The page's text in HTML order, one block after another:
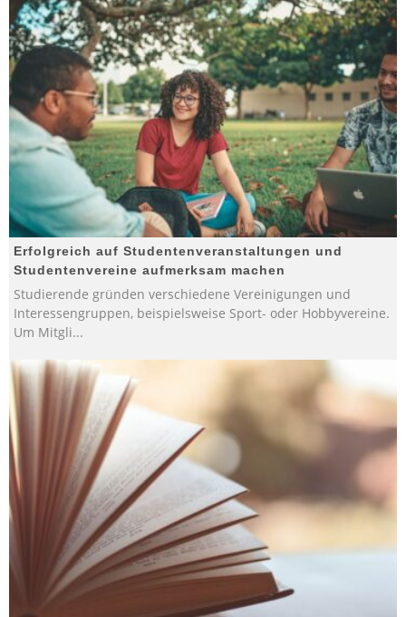
Erfolgreich auf Studentenveranstaltungen und
Studentenvereine aufmerksam machen
Studierende gründen verschiedene Vereinigungen und
Interessengruppen, beispielsweise Sport- oder Hobbyvereine.
Um Mitgli...